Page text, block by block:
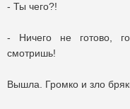
- Ты чего?!
- Ничего не готово,
смотришь!
Вышла. Громко и зло